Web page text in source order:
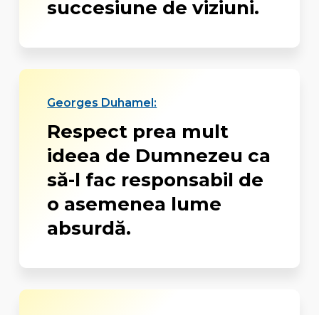
succesiune de viziuni.
Georges Duhamel:
Respect prea mult
ideea de Dumnezeu ca
să-l fac responsabil de
o asemenea lume
absurdă.